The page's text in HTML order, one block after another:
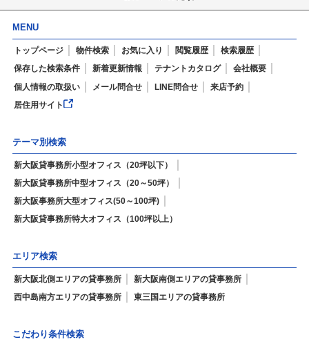
MENU
トップページ 物件検索 お気に入り 閲覧履歴
検索履歴
保存した検索条件
新着更新情報 テナントカタログ
会社概要
個人情報の取扱い
メール問合せ LINE問合せ
来店予約
居住用サイト
テーマ別検索
新大阪貸事務所小型オフィス（20坪以下）
新大阪貸事務所中型オフィス（20～50坪）
新大阪事務所大型オフィス(50～100坪)
新大阪貸事務所特大オフィス（100坪以上）
エリア検索
新大阪北側エリアの貸事務所
新大阪南側エリアの貸事務所
西中島南方エリアの貸事務所
東三国エリアの貸事務所
こだわり条件検索